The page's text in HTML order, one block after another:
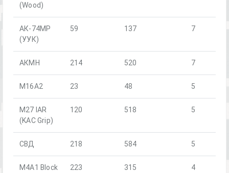
(Wood)
АК-74МР
(УУК)
59 137 7
АКМН 214 520 7
M16A2 23 48 5
M27 IAR
(KAC Grip)
120 518 5
СВД 218 584 5
M4A1 Block
223 315 4